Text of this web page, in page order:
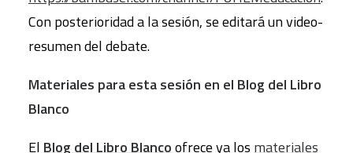
Con posterioridad a la sesión, se editará un video-
resumen del debate.
Materiales para esta sesión en el Blog del Libro
Blanco
El Blog del Libro Blancoofrece ya los materiales